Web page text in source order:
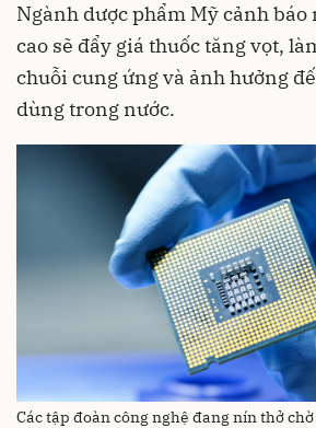
Ngành dược phẩm Mỹ cảnh báo
cao sẽ đẩy giá thuốc tăng vọt,
chuỗi cung ứng và ảnh hưởng
dùng trong nước.
Các tập đoàn công nghệ đang nín thở